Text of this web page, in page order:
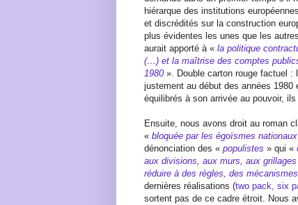
hiérarque des institutions
et discrédités sur la construction
plus évidentes les unes que les
aurait apporté à « la politique
(…) et la maîtrise des comptes
1980 ». Double carton rouge factuel
justement au début des années
équilibrés à son arrivée au pouvoir,
Ensuite, nous avons droit au roman
« bloquée par les égoïsmes
dénonciation des « populistes » qui «
aux divisions, aux murs, aux grillages
réduire à des règles, des
dernières réalisations (two pack, six
sortent pas de ce cadre étroit. Nous